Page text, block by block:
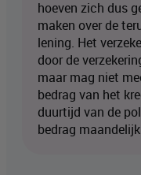
hoeven zich dus
maken over de
lening. Het
door de
maar mag niet
bedrag van het
duurtijd van de
bedrag